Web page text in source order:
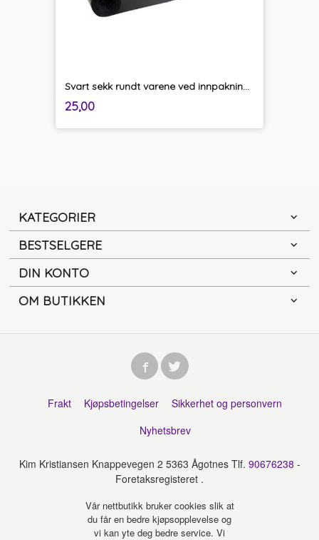
Svart sekk rundt varene ved innpakning og transport
Pris
25,00inkl.
mva.
KATEGORIER
BESTSELGERE
DIN KONTO
OM BUTIKKEN
Frakt Kjøpsbetingelser
Sikkerhet og personvern
Nyhetsbrev
Kim Kristiansen Knappevegen 2 5363 Ågotnes Tlf. 90676238 -
Foretaksregisteret .
Vår nettbutikk bruker cookies slik at
du får en bedre kjøpsopplevelse og
vi kan yte deg bedre service. Vi